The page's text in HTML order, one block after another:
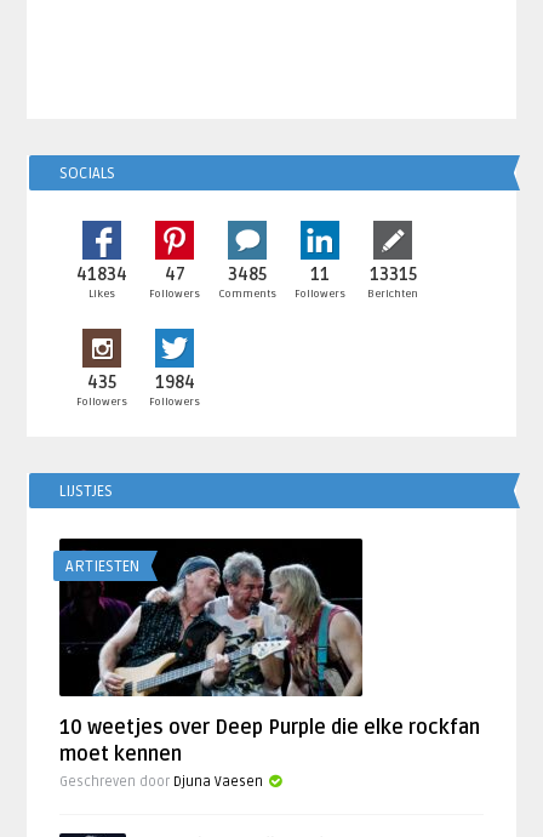
SOCIALS
41834
Likes
47
Followers
3485
Comments
11
Followers
13315
Berichten
435
Followers
1984
Followers
LIJSTJES
ARTIESTEN
10 weetjes over Deep Purple die elke rockfan
moet kennen
Geschreven door Djuna Vaesen